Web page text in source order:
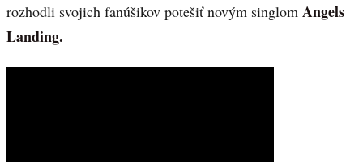
rozhodli svojich fanúšikov potešiť novým singlom Angels
Landing.